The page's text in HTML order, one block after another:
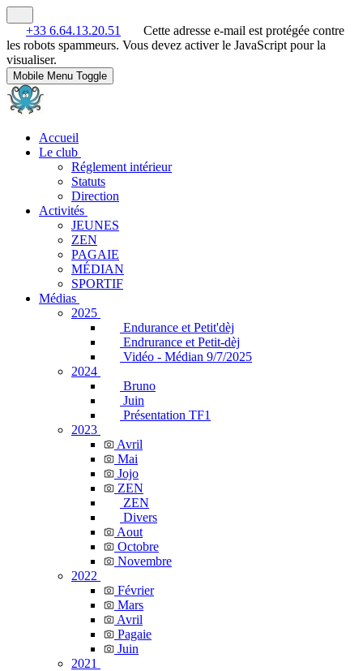
+33 6.64.13.20.51
Cette adresse e-mail est protégée contre
les robots spammeurs. Vous devez activer le JavaScript pour la
visualiser.
Mobile Menu Toggle
Accueil
Le club
Réglement intérieur
Statuts
Direction
Activités
JEUNES
ZEN
PAGAIE
MÉDIAN
SPORTIF
Médias
2025
Endurance et Petit'dèj
Endrurance et Petit-dèj
Vidéo - Médian 9/7/2025
2024
Bruno
Juin
Présentation TF1
2023
Avril
Mai
Jojo
ZEN
ZEN
Divers
Aout
Octobre
Novembre
2022
Février
Mars
Avril
Pagaie
Juin
2021